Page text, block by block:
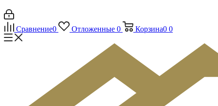
Сравнение0 Отложенные 0 Корзина0 0